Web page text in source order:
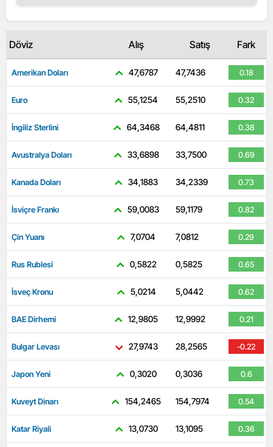
Döviz Alış Satış Fark
Amerikan Doları 47,6787 47,7436 0.18
Euro 55,1254 55,2510 0.32
İngiliz Sterlini 64,3468 64,4811 0.38
Avustralya Doları 33,6898 33,7500 0.69
Kanada Doları 34,1883 34,2339 0.73
İsviçre Frankı 59,0083 59,1179 0.82
Çin Yuanı 7,0704 7,0812 0.29
Rus Rublesi 0,5822 0,5825 0.65
İsveç Kronu 5,0214 5,0442 0.62
BAE Dirhemi 12,9805 12,9992 0.21
Bulgar Levası 27,9743 28,2565 -0.22
Japon Yeni 0,3020 0,3036 0.6
Kuveyt Dinarı 154,2465 154,7974 0.54
Katar Riyali 13,0730 13,1095 0.36